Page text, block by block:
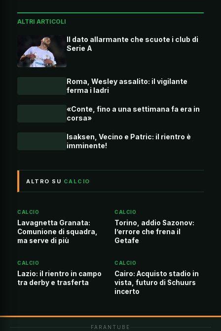
ALTRI ARTICOLI
Il dato allarmante che scuote i club di
Serie A
Roma, Wesley assalito: il vigilante
ferma i ladri
«Conte, fino a una settimana fa era in
corsa»
Isaksen, Vecino e Patric: il rientro è
imminente!
ALTRO SU CALCIO
CALCIO
Lavagnetta Granata:
Comunione di squadra,
ma serve di più
CALCIO
Torino, addio Sazonov:
l’errore che frena il
Getafe
CALCIO
Lazio: il rientro in campo
tra derby e trasferta
CALCIO
Cairo: Acquisto stadio in
vista, futuro di Schuurs
incerto
FARANTUBE